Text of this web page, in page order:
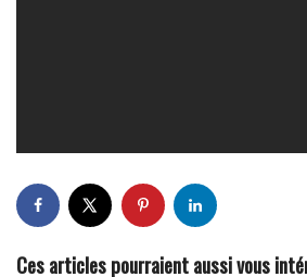
Ces articles pourraient aussi vous